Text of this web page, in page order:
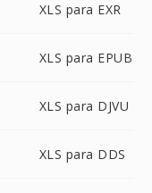
XLS para EXR
XLS para EPUB
XLS para DJVU
XLS para DDS